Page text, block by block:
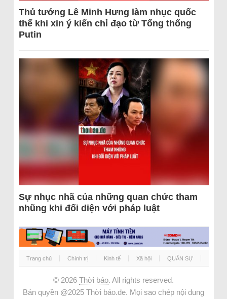
Thủ tướng Lê Minh Hưng làm nhục quốc
thể khi xin ý kiến chỉ đạo từ Tổng thống
Putin
Sự nhục nhã của những quan chức tham
nhũng khi đối diện với pháp luật
Trang chủ Chính trị Kinh tế Xã hội QUÂN SỰ
© 2026 Thời báo. All rights reserved.
Bản quyền @2025 Thời báo.de. Mọi sao chép nội dung